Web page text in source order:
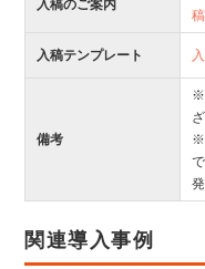
入稿のご案内
入稿テンプレート
備考
※
※
関連導入事例